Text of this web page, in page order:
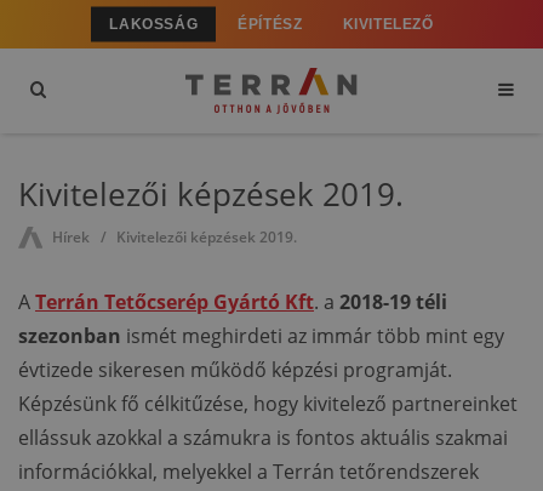
LAKOSSÁG ÉPÍTÉSZ KIVITELEZŐ
Kivitelezői képzések 2019.
Hírek Kivitelezői képzések 2019.
ATerrán Tetőcserép Gyártó Kft. a 2018-19 téli
szezonban ismét meghirdeti az immár több mint egy
évtizede sikeresen működő képzési programját.
Képzésünk fő célkitűzése, hogy kivitelező partnereinket
ellássuk azokkal a számukra is fontos aktuális szakmai
információkkal, melyekkel a Terrán tetőrendszerek